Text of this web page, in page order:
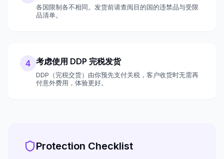
各国限制各不相同。发货前请查阅目的国的违禁品与受限
品清单。
4 考虑使用 DDP 完税发货
DDP（完税交货）由你预先支付关税，客户收货时无需再
付意外费用，体验更好。
Protection Checklist